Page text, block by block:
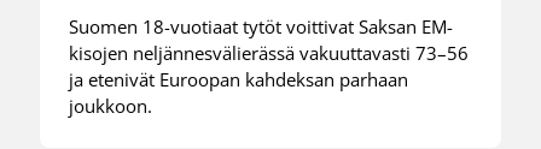
Suomen 18-vuotiaat tytöt voittivat Saksan EM-
kisojen neljännesvälierässä vakuuttavasti 73–56
ja etenivät Euroopan kahdeksan parhaan
joukkoon.